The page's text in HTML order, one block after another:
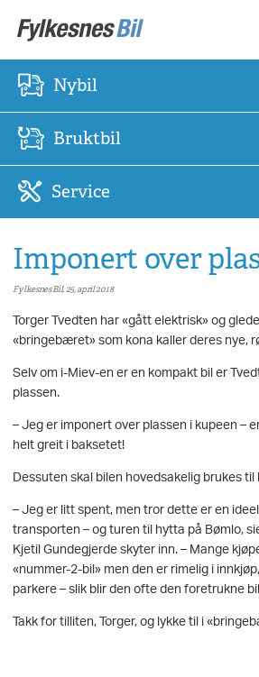
Nybil
Bruktbil
Service
Imponert over
Fylkesnes Bil, 25, april 2018
Torger Tvedten har «gått elektrisk» og
«bringebæret» som kona kaller deres nye,
Selv om i-Miev-en er en kompakt bil er
plassen.
– Jeg er imponert over plassen i kupeen –
helt greit i baksetet!
Dessuten skal bilen hovedsakelig brukes til
– Jeg er litt spent, men tror dette er en
transporten – og turen til hytta på Bømlo,
Kjetil Gundegjerde skyter inn. – Mange
«nummer-2-bil» men den er rimelig i
parkere – slik blir den ofte den foretrukne
Takk for tilliten, Torger, og lykke til i